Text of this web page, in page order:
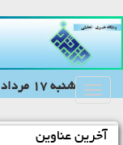
Toggle
شنبه 17 مرداد 1405-15:28
آخرین عناوین